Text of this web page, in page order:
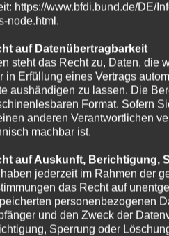
https://www.bfdi.bund.de/DE/
node.html.
auf Datenübertragbarkeit
steht das Recht zu, Daten, die
in Erfüllung eines Vertrags
aushändigen zu lassen. Die
Format. Sofern
anderen Verantwortlichen
machbar ist.
auf Auskunft, Berichtigung,
jederzeit im Rahmen der
das Recht auf
personenbezogenen
und den Zweck der
Sperrung oder